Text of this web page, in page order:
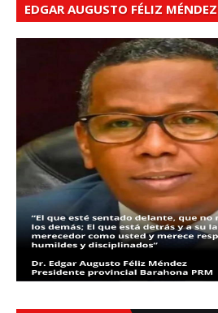
EDGAR AUGUSTO FÉLIZ MÉNDEZ